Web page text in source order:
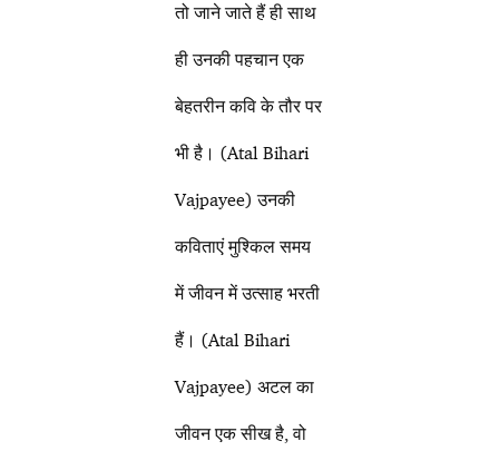
तो जाने जाते हैं ही साथ
ही उनकी पहचान एक
बेहतरीन कवि के तौर पर
भी है। (Atal Bihari
Vajpayee) उनकी
कविताएं मुश्किल समय
में जीवन में उत्साह भरती
हैं। (Atal Bihari
Vajpayee) अटल का
जीवन एक सीख है, वो